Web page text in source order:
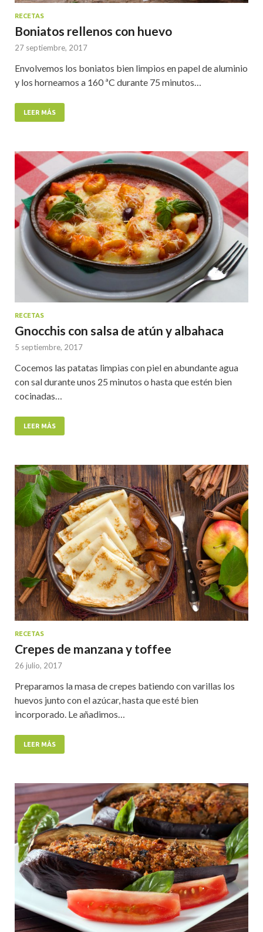
RECETAS
Boniatos rellenos con huevo
27 septiembre, 2017
Envolvemos los boniatos bien limpios en papel de aluminio
y los horneamos a 160 ªC durante 75 minutos…
LEER MÁS
RECETAS
Gnocchis con salsa de atún y albahaca
5 septiembre, 2017
Cocemos las patatas limpias con piel en abundante agua
con sal durante unos 25 minutos o hasta que estén bien
cocinadas…
LEER MÁS
RECETAS
Crepes de manzana y toffee
26 julio, 2017
Preparamos la masa de crepes batiendo con varillas los
huevos junto con el azúcar, hasta que esté bien
incorporado. Le añadimos…
LEER MÁS